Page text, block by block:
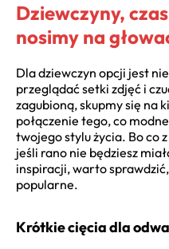
Dziewczyny,
nosimy na
Dla dziewczyn opcji jest
przeglądać setki zdjęć i
zagubioną, skupmy się na
połączenie tego, co
twojego stylu życia. Bo co
jeśli rano nie będziesz
inspiracji, warto
popularne.
Krótkie cięcia dla